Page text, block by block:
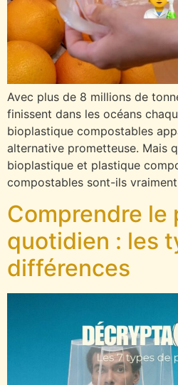
Avec plus de 8 millions de
finissent dans les océans
bioplastique compostables
alternative prometteuse. Mais
bioplastique et plastique
compostables sont-ils
Comprendre le
quotidien : les
différences